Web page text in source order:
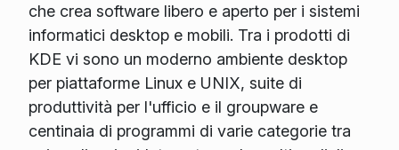
che crea software libero e aperto per i sistemi
informatici desktop e mobili. Tra i prodotti di
KDE vi sono un moderno ambiente desktop
per piattaforme Linux e UNIX, suite di
produttività per l'ufficio e il groupware e
centinaia di programmi di varie categorie tra